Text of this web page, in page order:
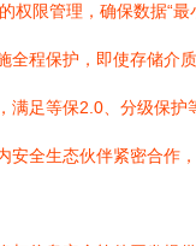
限管理，确保数据“最
程保护，即使存储介
足等保2.0、分级保护
全生态伙伴紧密合作